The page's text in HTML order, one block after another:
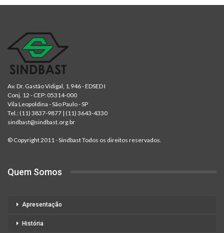
Av. Dr. Gastão Vidigal, 1.946 - EDSED I
Conj. 12 - CEP: 05314-000
Vila Leopoldina - São Paulo - SP
Tel.: (11) 3837-9877 | (11) 3643-4330
sindbast@sindbast.org.br
© Copyright 2011 - Sindbast Todos os direitos reservados.
Quem Somos
Apresentação
História